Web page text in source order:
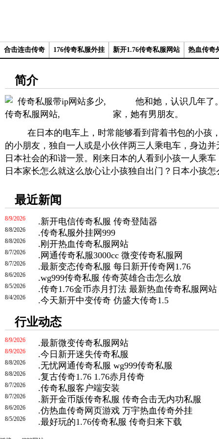
合击连击传奇 176传奇私服外挂 新开1.76传奇私服网站 热血传奇
简介
他和她，认识几年了
家，她有男朋友。
在日本的电车上，时常能够看到背着书包的小孩
的小朋友，独自一人或是小伙伴两三人乘电车，身边
日本社会的和谐一景。刚来日本的人看到小孩一人乘
日本家长怎么就这么放心让小孩独自出门？日本小孩
最近新闻
.新开电信传奇私服 传奇登陆器
8/9/2026
.传奇私服外挂网999
8/8/2026
.刚开热血传奇私服网站
8/8/2026
. 网通传奇私服3000cc 微变传奇私服网
8/7/2026
.最新变态传奇私服 每日新开传奇网1.76
8/7/2026
.wg999传奇私服 传奇英雄合击怎么放
8/6/2026
.传奇1.76金币赤月打法 最新热血传奇私服网站
8/5/2026
.今天新开中变传奇 仿盛大传奇1.5
8/4/2026
行业动态
.最新微变传奇私服网站
8/9/2026
.今日新开迷失传奇私服
8/9/2026
.无忧网通传奇私服 wg999传奇私服
8/8/2026
.复古传奇1.76 1.76赤月传奇
8/8/2026
.传奇私服客户端安装
8/7/2026
.新开金币版传奇私服 传奇合击无内功私服
8/7/2026
.仿热血传奇网页游戏 万宇热血传奇外挂
8/6/2026
.最好玩的1.76传奇私服 传奇归来下载
8/5/2026